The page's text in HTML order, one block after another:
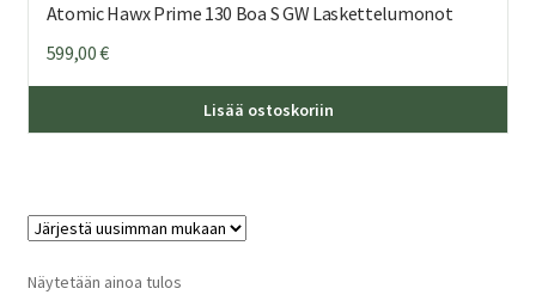
Atomic Hawx Prime 130 Boa S GW Laskettelumonot
599,00€
Lisää ostoskoriin
Näytetään ainoa tulos